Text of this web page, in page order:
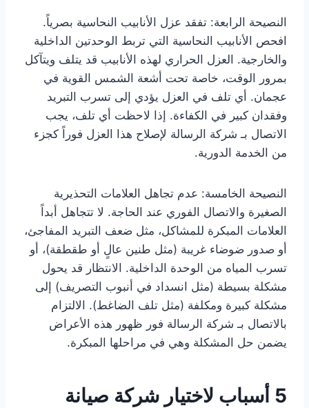
النصيحة الرابعة: تفقد عزل الأنابيب النحاسية بصرياً.
افحص الأنابيب النحاسية التي تربط الوحدتين الداخلية
والخارجية. العزل الحراري لهذه الأنابيب قد يتلف ويتآكل
بمرور الوقت، خاصة تحت أشعة الشمس القوية في
عجمان. أي تلف في العزل يؤدي إلى تسرب التبريد
وفقدان كبير في الكفاءة. إذا لاحظت أي تلف، يجب
الاتصال بـ شركة الرسالة لإصلاح هذا العزل فوراً كجزء
من الخدمة الدورية.
النصيحة الخامسة: عدم تجاهل العلامات التحذيرية
الصغيرة والاتصال الفوري عند الحاجة. لا تتجاهل أبداً
العلامات المبكرة للمشاكل، مثل ضعف التبريد المفاجئ،
أو صدور ضوضاء غريبة (مثل طنين عالٍ أو طقطقة)، أو
تسرب المياه من الوحدة الداخلية. الانتظار قد يحول
مشكلة بسيطة (مثل انسداد في أنبوب التصريف) إلى
مشكلة كبيرة ومكلفة (مثل تلف الضاغط). الالتزام
بالاتصال بـ شركة الرسالة فور ظهور هذه الأعراض
يضمن حل المشكلة وهي في مراحلها المبكرة.
5 أسباب لاختيار شركة صيانة